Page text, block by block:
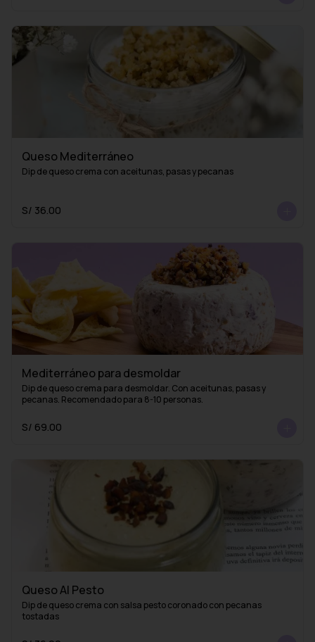
Queso Mediterráneo
Dip de queso crema con aceitunas, pasas y pecanas
S/ 36.00
Mediterráneo para desmoldar
Dip de queso crema para desmoldar. Con aceitunas, pasas y
pecanas. Recomendado para 8-10 personas.
S/ 69.00
Queso Al Pesto
Dip de queso crema con salsa pesto coronado con pecanas
tostadas